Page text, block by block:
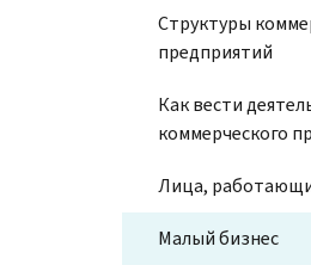
Структуры
предприятий
Как вести
коммерческого
Лица,
Малый бизнес